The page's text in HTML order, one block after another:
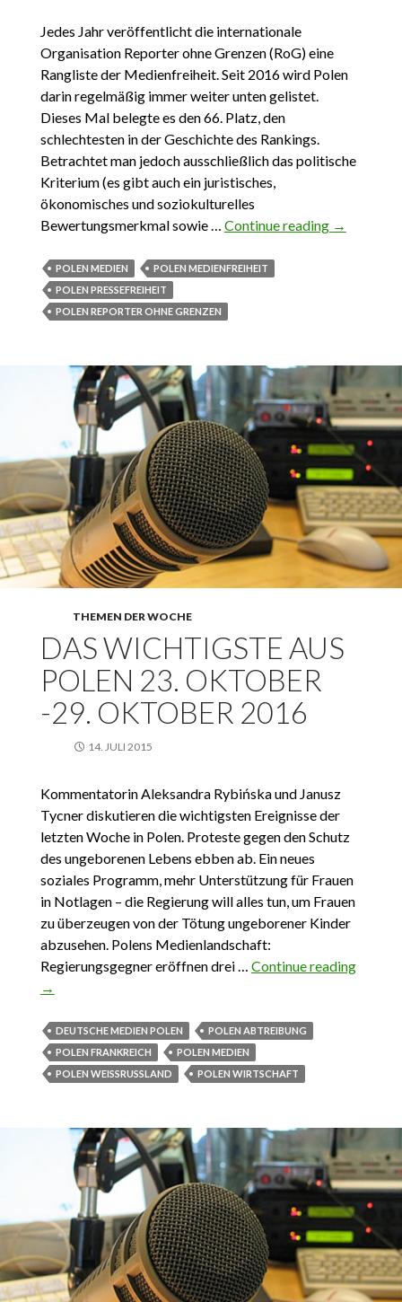
Jedes Jahr veröffentlicht die internationale
Organisation Reporter ohne Grenzen (RoG) eine
Rangliste der Medienfreiheit. Seit 2016 wird Polen
darin regelmäßig immer weiter unten gelistet.
Dieses Mal belegte es den 66. Platz, den
schlechtesten in der Geschichte des Rankings.
Betrachtet man jedoch ausschließlich das politische
Kriterium (es gibt auch ein juristisches,
ökonomisches und soziokulturelles
Bewertungsmerkmal sowie … Continue reading →
POLEN MEDIEN
POLEN MEDIENFREIHEIT
POLEN PRESSEFREIHEIT
POLEN REPORTER OHNE GRENZEN
THEMEN DER WOCHE
DAS WICHTIGSTE AUS
POLEN 23. OKTOBER
-29. OKTOBER 2016
14. JULI 2015
Kommentatorin Aleksandra Rybińska und Janusz
Tycner diskutieren die wichtigsten Ereignisse der
letzten Woche in Polen. Proteste gegen den Schutz
des ungeborenen Lebens ebben ab. Ein neues
soziales Programm, mehr Unterstützung für Frauen
in Notlagen – die Regierung will alles tun, um Frauen
zu überzeugen von der Tötung ungeborener Kinder
abzusehen. Polens Medienlandschaft:
Regierungsgegner eröffnen drei … Continue readingDas
→
DEUTSCHE MEDIEN POLEN
POLEN ABTREIBUNG
POLEN FRANKREICH
POLEN MEDIEN
POLEN WEISSRUSSLAND
POLEN WIRTSCHAFT